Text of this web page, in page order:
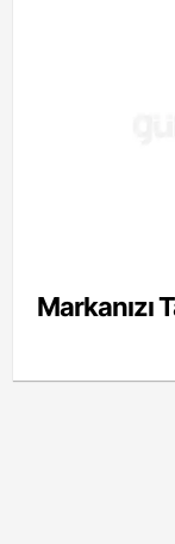
Markanızı